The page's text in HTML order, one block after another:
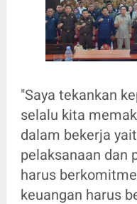
"Saya tekankan
selalu kita
dalam bekerja
pelaksanaan dan
harus
keuangan harus